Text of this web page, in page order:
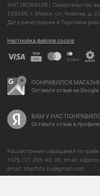
УНП 191764538 | Свидетельство
220039, г. Минск, ул. Чкалова, д.
Дата регистрации в Торговом
Настройка файлов cookie
ПОНРАВИЛСЯ
Оставьте отзыв на
ВАМ У НАС
Оставьте отзыв в
Рассмотрение обращений
+375 (17) 355-43-39, email:
email: interfoto.by@gmail.com
Отдел торговли и услуг